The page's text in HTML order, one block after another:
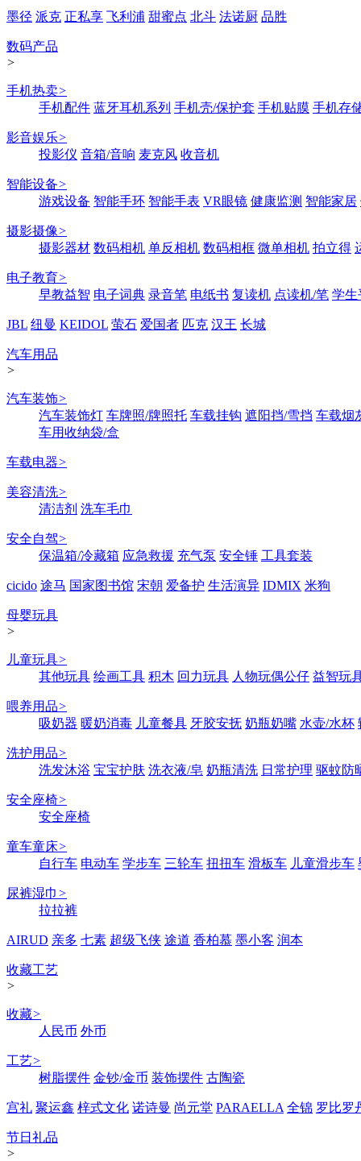
墨径 派克 正私享 飞利浦 甜蜜点 北斗 法诺厨 品胜
数码产品
>
手机热卖>
手机配件 蓝牙耳机系列 手机壳/保护套 手机贴膜 手机存
影音娱乐>
投影仪 音箱/音响 麦克风 收音机
智能设备>
游戏设备 智能手环 智能手表 VR眼镜 健康监测 智能家居
摄影摄像>
摄影器材 数码相机 单反相机 数码相框 微单相机 拍立得
电子教育>
早教益智 电子词典 录音笔 电纸书 复读机 点读机/笔 学生
JBL 纽曼 KEIDOL 萤石 爱国者 匹克 汉王 长城
汽车用品
>
汽车装饰>
汽车装饰灯 车牌照/牌照托 车载挂钩 遮阳挡/雪挡 车载烟
车用收纳袋/盒
车载电器>
美容清洗>
清洁剂 洗车毛巾
安全自驾>
保温箱/冷藏箱 应急救援 充气泵 安全锤 工具套装
cicido 途马 国家图书馆 宋朝 爱备护 生活演异 IDMIX 米狗
母婴玩具
>
儿童玩具>
其他玩具 绘画工具 积木 回力玩具 人物玩偶公仔 益智玩
喂养用品>
吸奶器 暖奶消毒 儿童餐具 牙胶安抚 奶瓶奶嘴 水壶/水杯
洗护用品>
洗发沐浴 宝宝护肤 洗衣液/皂 奶瓶清洗 日常护理 驱蚊防
安全座椅>
安全座椅
童车童床>
自行车 电动车 学步车 三轮车 扭扭车 滑板车 儿童滑步车
尿裤湿巾 >
拉拉裤
AIRUD 亲多 七素 超级飞侠 途道 香柏慕 墨小客 润本
收藏工艺
>
收藏>
人民币 外币
工艺>
树脂摆件 金钞/金币 装饰摆件 古陶瓷
宫礼 聚运鑫 梓式文化 诺诗曼 尚元堂 PARAELLA 全锦 罗比罗
节日礼品
>